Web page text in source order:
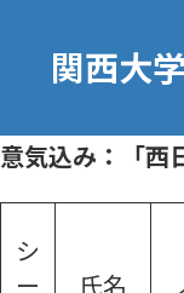
へ
ス
ッ
ョ
ン
移
関西大
意気込み：「西
シ
ー
氏名